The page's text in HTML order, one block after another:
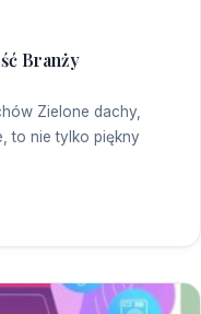
Branży
Zielone dachy,
to nie tylko piękny